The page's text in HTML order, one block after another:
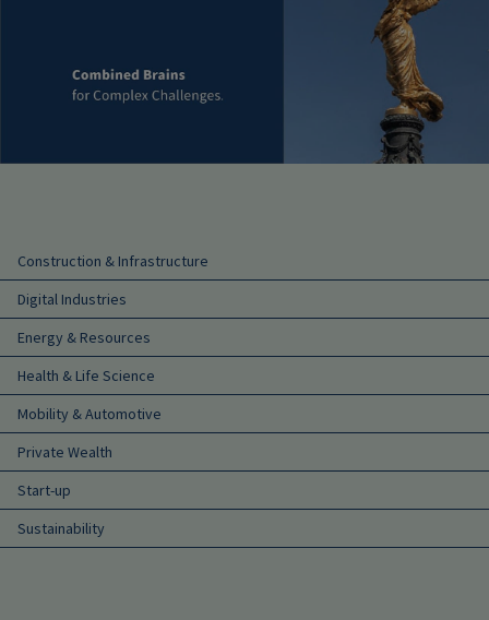
Main navigation
Construction & Infrastructure
Digital Industries
Energy & Resources
Health & Life Science
Mobility & Automotive
Private Wealth
Start-up
Sustainability